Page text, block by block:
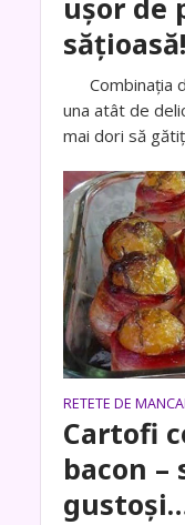
ușor de
sățioasă!
Combinația
una atât de
mai dori să
RETETE DE
Cartofi
bacon